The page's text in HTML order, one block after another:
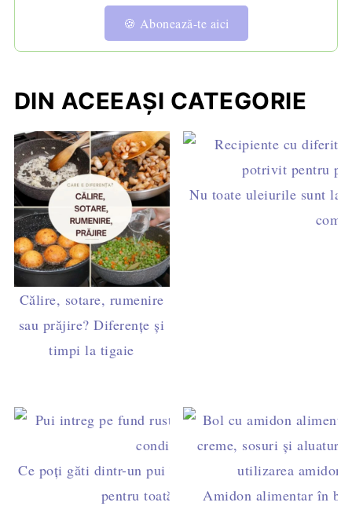
🍪 Abonează-te aici
DIN ACEEAȘI CATEGORIE
Călire, sotare, rumenire
sau prăjire? Diferențe și
timpi la tigaie
Nu toate uleiurile sunt la
Ce poți găti dintr-un pui întreg – rețete economice
pentru toată săptămânaAmidon alimentar în